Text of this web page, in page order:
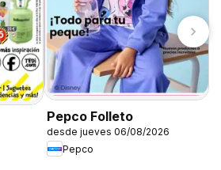
Pepco Folleto
desde jueves 06/08/2026
Pepco